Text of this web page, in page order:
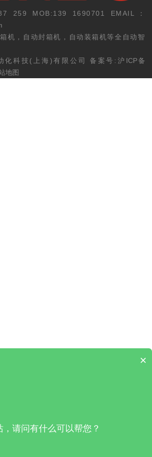
259 MOB:139 1690701 EMAIL：
机，自动封箱机，自动装箱机等全自动智
化科技(上海)有限公 司 备案号:沪ICP备
地图
×
请问有什么可以帮您？